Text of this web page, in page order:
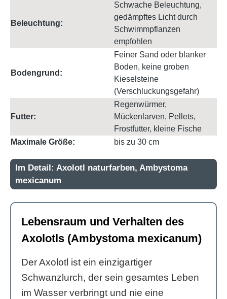
Beleuchtung:
Schwache Beleuchtung,
gedämpftes Licht durch
Schwimmpflanzen
empfohlen
Bodengrund:
Feiner Sand oder blanker
Boden, keine groben
Kieselsteine
(Verschluckungsgefahr)
Futter:
Regenwürmer,
Mückenlarven, Pellets,
Frostfutter, kleine Fische
Maximale Größe:
bis zu 30 cm
Im Detail: Axolotl naturfarben, Ambystoma
mexicanum
Lebensraum und Verhalten des
Axolotls (Ambystoma mexicanum)
Der Axolotl ist ein einzigartiger
Schwanzlurch, der sein gesamtes Leben
im Wasser verbringt und nie eine